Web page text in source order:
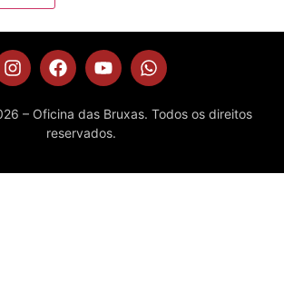
– Oficina das Bruxas. Todos os direitos
reservados.